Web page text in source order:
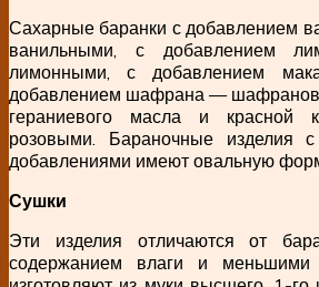
Сахарные баранки с добавлением
ванильными, с добавлением
лимонными, с добавлением
добавлением шафрана —
гераниевого масла и красной
розовыми. Бараночные изделия
добавлениями имеют овальную
Сушки
Эти изделия отличаются от
содержанием влаги и меньшими